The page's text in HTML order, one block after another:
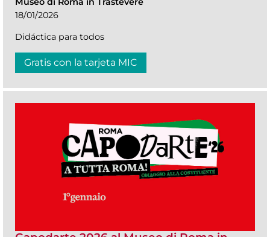
18/01/2026
Didáctica para todos
Gratis con la tarjeta MIC